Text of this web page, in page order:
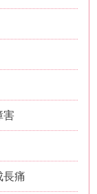
害
長痛